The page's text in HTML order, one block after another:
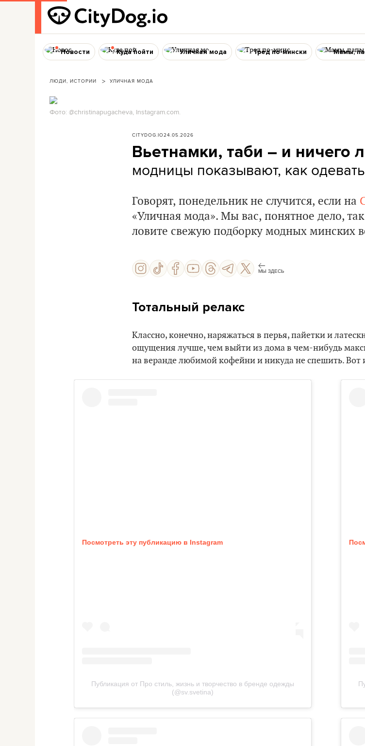
Новости Куда пойти Уличная мода Тред по-мински Мамы,
ЛЮДИ, ИСТОРИИ УЛИЧНАЯ МОДА
Фото: @christinapugacheva, Instagram.com.
CITYDOG.IO24.05.2026
Вьетнамки, таби – и ничего
модницы показывают, как
Говорят, понедельник не случится, если на
«Уличная мода». Мы вас, понятное дело,
ловите свежую подборку модных минских
МЫ ЗДЕСЬ
Тотальный релакс
Классно, конечно, наряжаться в перья, пайетки и
ощущения лучше, чем выйти из дома в чем-нибудь
на веранде любимой кофейни и никуда не спешить.
Посмотреть эту публикацию в Instagram
Публикация от Про стиль, жизнь и творчество в бренде одежды
(@sv.svetina)